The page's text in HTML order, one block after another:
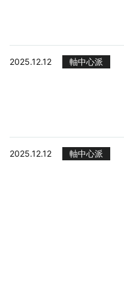
2025.12.12 軸中心派
2025.12.12 軸中心派